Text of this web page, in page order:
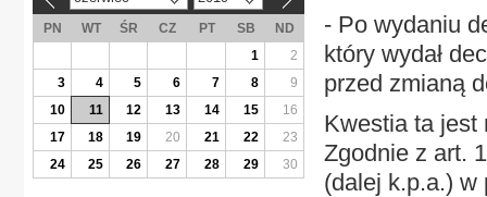
- Po wydaniu
który wydał
przed zmianą
Kwestia ta jest
Zgodnie z art.
(dalej k.p.a.) w
PN WT ŚR CZ PT SB
ND
1
2
3
4 5 6 7 8
9
10
11 12 13 14 15
16
17
18 19 20 21 22
23
24
25 26 27 28 29 30